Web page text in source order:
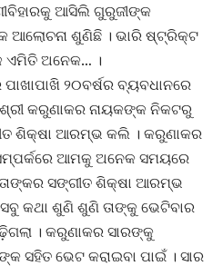
ଆସିଲି ଗୁରୁଜୀଙ୍କ
ଆଲୋଚନା ଶୁଣିଛି । ଭାରି ଷ୍ଟ୍ରିକ୍ଟ
ଏମିତି ଅନେକ… ।
୨୦ବର୍ଷର ବ୍ୟବଧାନରେ
କରୁଣାକର ନାୟକଙ୍କ ନିକଟରୁ
ଶିକ୍ଷା ଆରମ୍ଭ କଲି । କରୁଣାକର
ଆମକୁ ଅନେକ ସମୟରେ
ସଙ୍ଗୀତ ଶିକ୍ଷା ଆରମ୍ଭ
କଥା ଶୁଣି ଶୁଣି ତାଙ୍କୁ ଭେଟିବାର
। କରୁଣାକର ସାରଙ୍କୁ
ସହିତ ଭେଟ କରାଇବା ପାଇଁ । ସାର